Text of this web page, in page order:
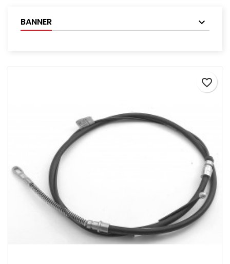
BANNER
favorite_border